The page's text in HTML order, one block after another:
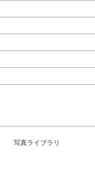
写真ライブラリ